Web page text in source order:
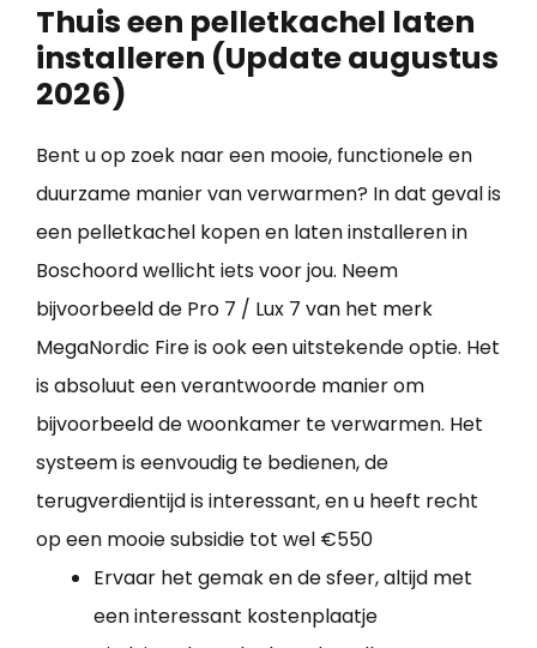
Thuis een pelletkachel laten
installeren (Update augustus
2026)
Bent u op zoek naar een mooie, functionele en
duurzame manier van verwarmen? In dat geval is
een pelletkachel kopen en laten installeren in
Boschoord wellicht iets voor jou. Neem
bijvoorbeeld de Pro 7 / Lux 7 van het merk
MegaNordic Fire is ook een uitstekende optie. Het
is absoluut een verantwoorde manier om
bijvoorbeeld de woonkamer te verwarmen. Het
systeem is eenvoudig te bedienen, de
terugverdientijd is interessant, en u heeft recht
op een mooie subsidie tot wel €550
Ervaar het gemak en de sfeer, altijd met
een interessant kostenplaatje